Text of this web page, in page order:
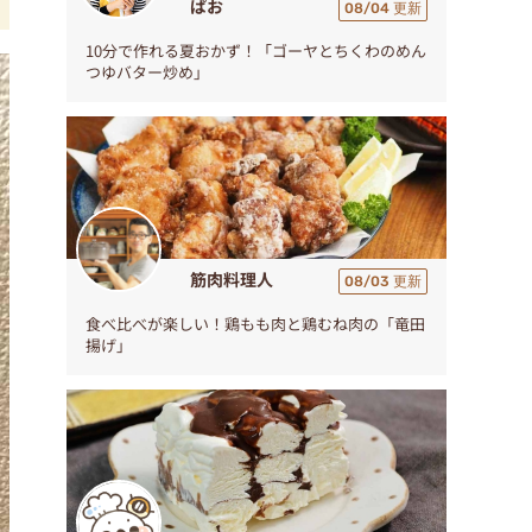
ぱお 08/04 更新
10分で作れる夏おかず！「ゴーヤとちくわのめん
つゆバター炒め」
筋肉料理人 08/03 更新
食べ比べが楽しい！鶏もも肉と鶏むね肉の「竜田
揚げ」